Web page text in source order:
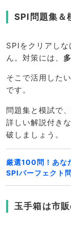
SPI問題集＆
SPIをクリアし
ん。対策には、
そこで活用した
です。
問題集と模試で、
詳しい解説付き
破しましょう。
厳選100問！あな
SPIパーフェクト
玉手箱は市